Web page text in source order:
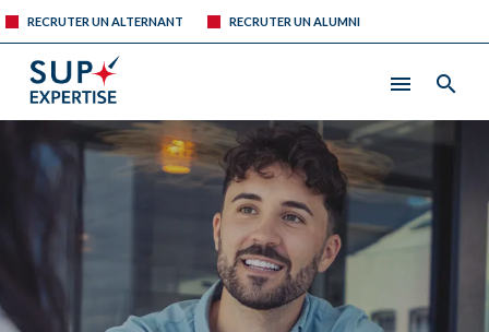
RECRUTER UN ALTERNANT RECRUTER UN ALUMNI